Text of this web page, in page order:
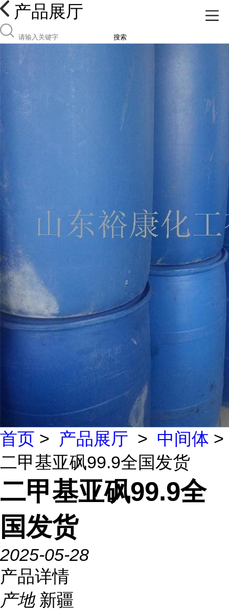
产品展厅
搜索
首页 > 产品展厅 > 中间体 >
二甲基亚砜99.9全国发货
二甲基亚砜99.9全
国发货
2025-05-28
产品详情
产地 新疆